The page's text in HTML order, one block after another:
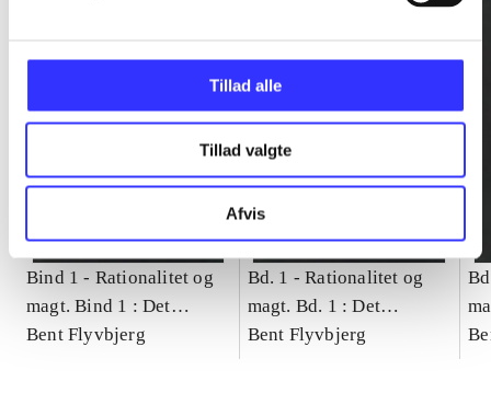
Tillad alle
Tillad valgte
Afvis
Bind 1 - Rationalitet og
magt. Bind 1 : Det
konkretes videnskab
Bent Flyvbjerg
Bd. 1 -Rationalitet og
magt. Bd. 1 : Det
konkretes videnskab
Bent Flyvbjerg